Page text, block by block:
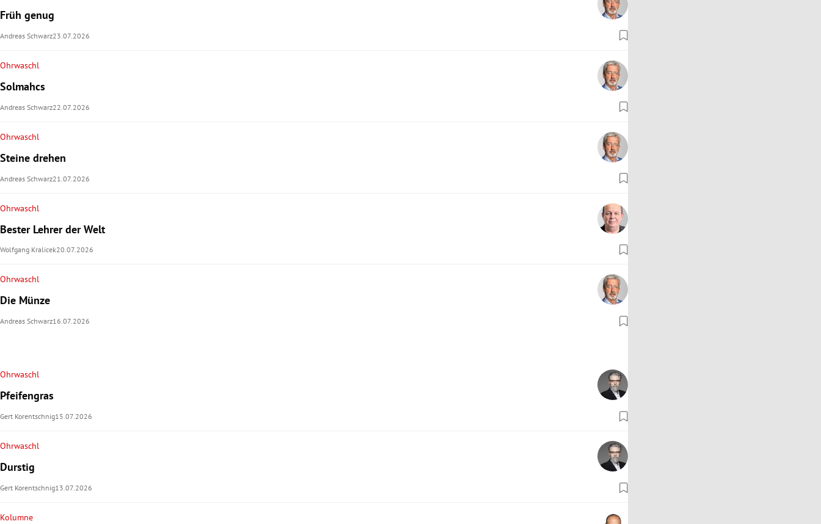
Früh genug
Andreas Schwarz23.07.2026
Ohrwaschl
Solmahcs
Andreas Schwarz22.07.2026
Ohrwaschl
Steine drehen
Andreas Schwarz21.07.2026
Ohrwaschl
Bester Lehrer der Welt
Wolfgang Kralicek20.07.2026
Ohrwaschl
Die Münze
Andreas Schwarz16.07.2026
Ohrwaschl
Pfeifengras
Gert Korentschnig15.07.2026
Ohrwaschl
Durstig
Gert Korentschnig13.07.2026
Kolumne